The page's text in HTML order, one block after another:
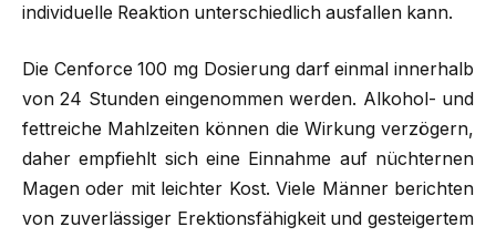
individuelle Reaktion unterschiedlich ausfallen kann.
Die Cenforce 100 mg Dosierung darf einmal innerhalb
von 24 Stunden eingenommen werden. Alkohol- und
fettreiche Mahlzeiten können die Wirkung verzögern,
daher empfiehlt sich eine Einnahme auf nüchternen
Magen oder mit leichter Kost. Viele Männer berichten
von zuverlässiger Erektionsfähigkeit und gesteigertem